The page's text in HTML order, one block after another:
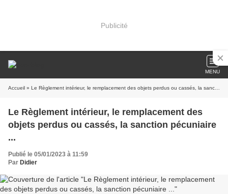
Publicité
MENU
Accueil » Le Règlement intérieur, le remplacement des objets perdus ou cassés, la sanction pécuniaire ...
Le Règlement intérieur, le remplacement des
objets perdus ou cassés, la sanction pécuniaire
...
Publié le 05/01/2023 à 11:59
Par Didier